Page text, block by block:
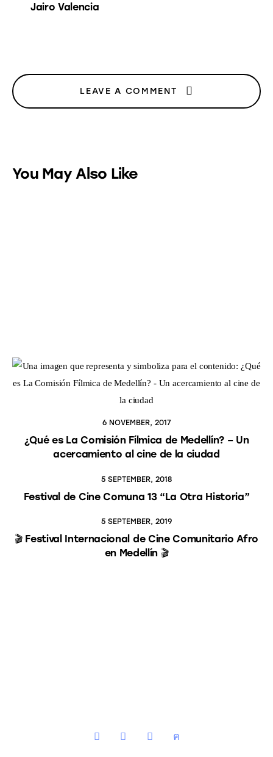
Jairo Valencia
LEAVE A COMMENT
You May Also Like
6 NOVEMBER, 2017
¿Qué es La Comisión Fílmica de Medellín? – Un
acercamiento al cine de la ciudad
5 SEPTEMBER, 2018
Festival de Cine Comuna 13 “La Otra Historia”
5 SEPTEMBER, 2019
🎬 Festival Internacional de Cine Comunitario Afro
en Medellín 🎬
instagramfacebookyoutube2twitter-